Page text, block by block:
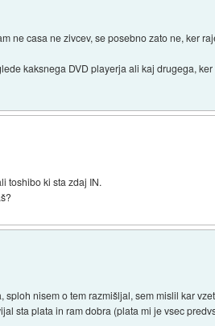
ne casa ne zivcev, se posebno zato ne, ker
kaksnega DVD playerja ali kaj drugega,
toshibo ki sta zdaj IN.
sploh nisem o tem razmišljal, sem mislil kar
sta plata in ram dobra (plata mi je vsec